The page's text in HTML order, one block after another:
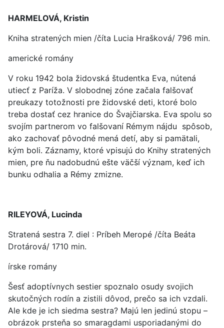
HARMELOVÁ, Kristin
Kniha stratených mien /číta Lucia Hrašková/ 796 min.
americké romány
V roku 1942 bola židovská študentka Eva, nútená
utiecť z Paríža. V slobodnej zóne začala falšovať
preukazy totožnosti pre židovské deti, ktoré bolo
treba dostať cez hranice do Švajčiarska. Eva spolu so
svojím partnerom vo falšovaní Rémym nájdu spôsob,
ako zachovať pôvodné mená detí, aby si pamätali,
kým boli. Záznamy, ktoré vpisujú do Knihy stratených
mien, pre ňu nadobudnú ešte väčší význam, keď ich
bunku odhalia a Rémy zmizne.
RILEYOVÁ, Lucinda
Stratená sestra 7. diel : Príbeh Meropé /číta Beáta
Drotárová/ 1710 min.
írske romány
Šesť adoptívnych sestier spoznalo osudy svojich
skutočných rodín a zistili dôvod, prečo sa ich vzdali.
Ale kde je ich siedma sestra? Majú len jedinú stopu –
obrázok prsteňa so smaragdami usporiadanými do